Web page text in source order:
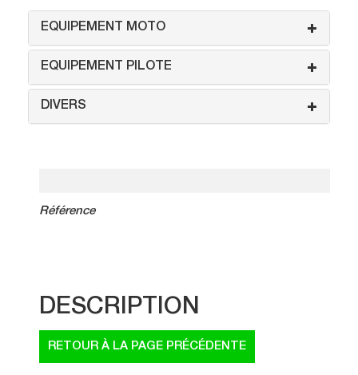
EQUIPEMENT MOTO
EQUIPEMENT PILOTE
DIVERS
Référence
DESCRIPTION